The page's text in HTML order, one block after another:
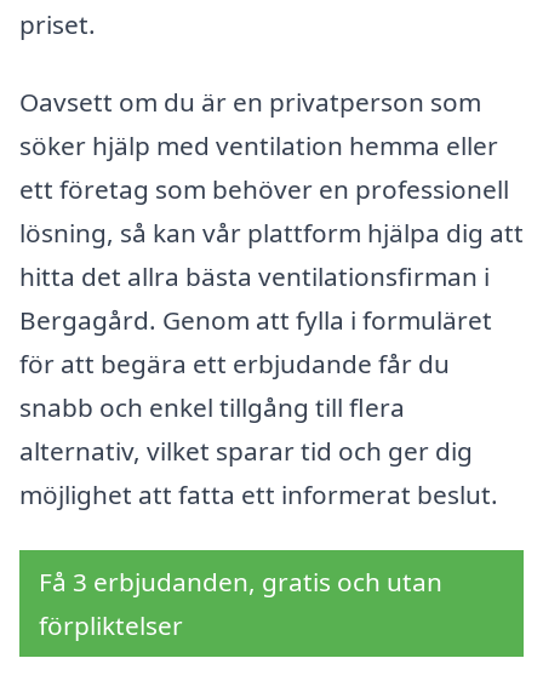
priset.
Oavsett om du är en privatperson som
söker hjälp med ventilation hemma eller
ett företag som behöver en professionell
lösning, så kan vår plattform hjälpa dig att
hitta det allra bästa ventilationsfirman i
Bergagård. Genom att fylla i formuläret
för att begära ett erbjudande får du
snabb och enkel tillgång till flera
alternativ, vilket sparar tid och ger dig
möjlighet att fatta ett informerat beslut.
Få 3 erbjudanden, gratis och utan
förpliktelser